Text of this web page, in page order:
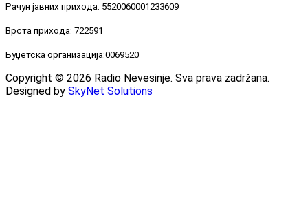
Рачун јавних прихода: 5520060001233609
Врста прихода: 722591
Буџетска организација:0069520
Copyright © 2026 Radio Nevesinje. Sva prava zadržana.
Designed by SkyNet Solutions